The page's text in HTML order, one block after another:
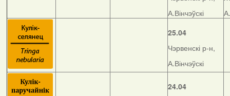
А.Вінчэўскі
25.04
Чэрвенскі р-н,
А.Вінчэўскі
24.04